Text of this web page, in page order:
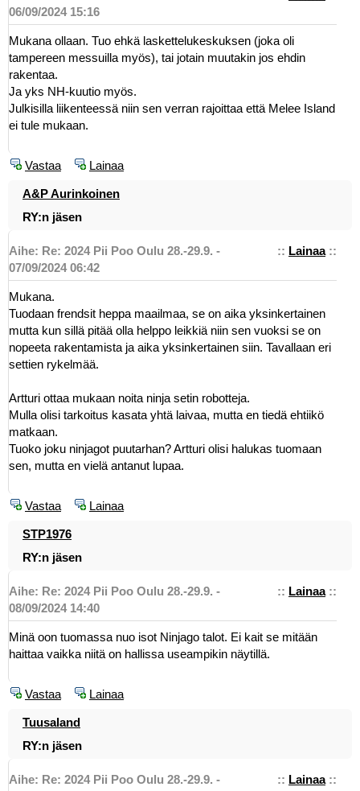
06/09/2024 15:16
Mukana ollaan. Tuo ehkä laskettelukeskuksen (joka oli
tampereen messuilla myös), tai jotain muutakin jos ehdin
rakentaa.
Ja yks NH-kuutio myös.
Julkisilla liikenteessä niin sen verran rajoittaa että Melee Island
ei tule mukaan.
Vastaa Lainaa
A&P Aurinkoinen
RY:n jäsen
:: Lainaa::
Aihe: Re: 2024 Pii Poo Oulu 28.-29.9. -
07/09/2024 06:42
Mukana.
Tuodaan frendsit heppa maailmaa, se on aika yksinkertainen
mutta kun sillä pitää olla helppo leikkiä niin sen vuoksi se on
nopeeta rakentamista ja aika yksinkertainen siin. Tavallaan eri
settien rykelmää.
Artturi ottaa mukaan noita ninja setin robotteja.
Mulla olisi tarkoitus kasata yhtä laivaa, mutta en tiedä ehtiikö
matkaan.
Tuoko joku ninjagot puutarhan? Artturi olisi halukas tuomaan
sen, mutta en vielä antanut lupaa.
Vastaa Lainaa
STP1976
RY:n jäsen
:: Lainaa::
Aihe: Re: 2024 Pii Poo Oulu 28.-29.9. -
08/09/2024 14:40
Minä oon tuomassa nuo isot Ninjago talot. Ei kait se mitään
haittaa vaikka niitä on hallissa useampikin näytillä.
Vastaa Lainaa
Tuusaland
RY:n jäsen
:: Lainaa::
Aihe: Re: 2024 Pii Poo Oulu 28.-29.9. -